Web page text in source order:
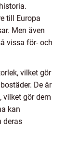
till Europa
Men även
vissa för- och
vilket gör
De är
vilket gör dem
kan
deras